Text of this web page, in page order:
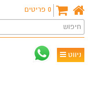
0 פריטים
חיפוש
ניווט